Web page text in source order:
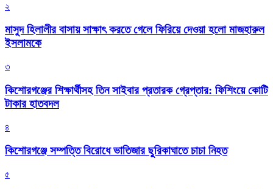
২
মাসুদ হিলালীর বাসায় সাক্ষাৎ করতে গেলে ফিরিয়ে দেওয়া হলো মাজহারুল
ইসলামকে
৩
কিশোরগঞ্জের শিক্ষার্থীসহ তিন সাইবার প্রতারক গ্রেপ্তার: ফিশিংয়ে কোটি
টাকার হাতবদল
৪
কিশোরগঞ্জে সম্পত্তি বিরোধে ভাতিজার ছুরিকাঘাতে চাচা নিহত
৫